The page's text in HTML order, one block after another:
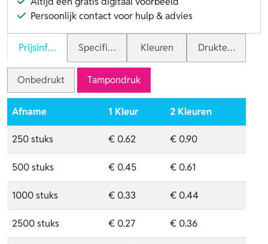
Persoonlijk contact voor hulp & advies
PrijsinformatieSpecificaties Kleuren Druktechnieken
Onbedrukt Tampondruk
Afname 1 Kleur 2 Kleuren
250 stuks € 0.62 € 0.90
500 stuks € 0.45 € 0.61
1000 stuks € 0.33 € 0.44
2500 stuks € 0.27 € 0.36